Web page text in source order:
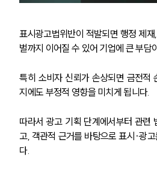
표시광고법위반이 적발되면 행정 제
벌까지 이어질 수 있어 기업에 큰 부담
특히 소비자 신뢰가 손상되면 금전적
지에도 부정적 영향을 미치게 됩니다.
따라서 광고 기획 단계에서부터 관련
고, 객관적 근거를 바탕으로 표시·광
다.